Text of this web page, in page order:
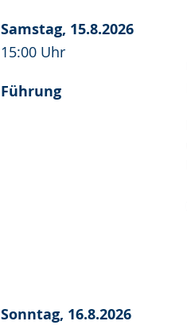
Samstag, 15.8.2026
15:00 Uhr
Führung
Sonntag, 16.8.2026